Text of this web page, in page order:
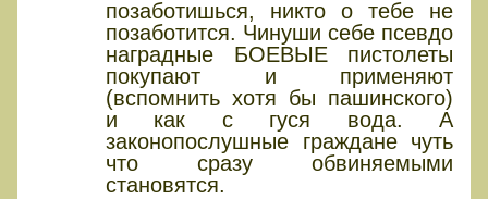
позаботишься, никто о тебе не
позаботится. Чинуши себе псевдо
наградные БОЕВЫЕ пистолеты
покупают и применяют
(вспомнить хотя бы пашинского)
и как с гуся вода. А
законопослушные граждане чуть
что сразу обвиняемыми
становятся.